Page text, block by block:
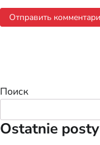
Поиск
Ostatnie posty